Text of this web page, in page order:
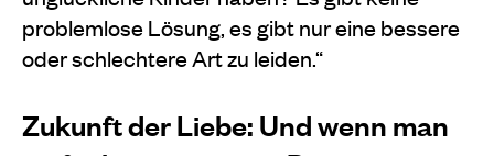
problemlose Lösung, es gibt nur eine bessere
oder schlechtere Art zu leiden.“
Zukunft der Liebe: Und wenn man